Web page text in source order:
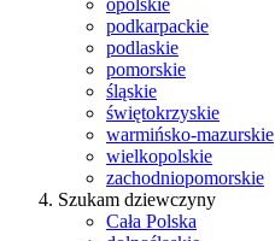
opolskie
podkarpackie
podlaskie
pomorskie
śląskie
świętokrzyskie
warmińsko-mazurskie
wielkopolskie
zachodniopomorskie
Szukam dziewczyny
Cała Polska